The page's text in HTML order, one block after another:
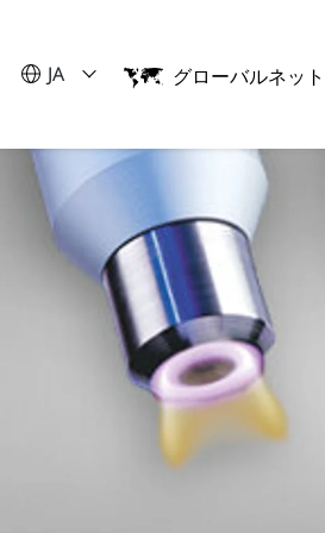
Suche言語を選択してください
JA
English
グローバルネッ